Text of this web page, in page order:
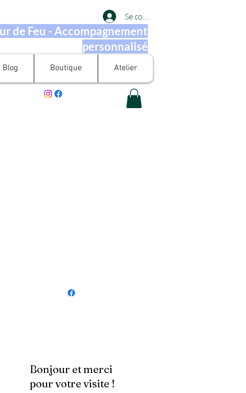
Se connecter
de Feu - Accompagnement
personnalisé
Blog Boutique Atelier
Bonjour et merci
pour votre visite !